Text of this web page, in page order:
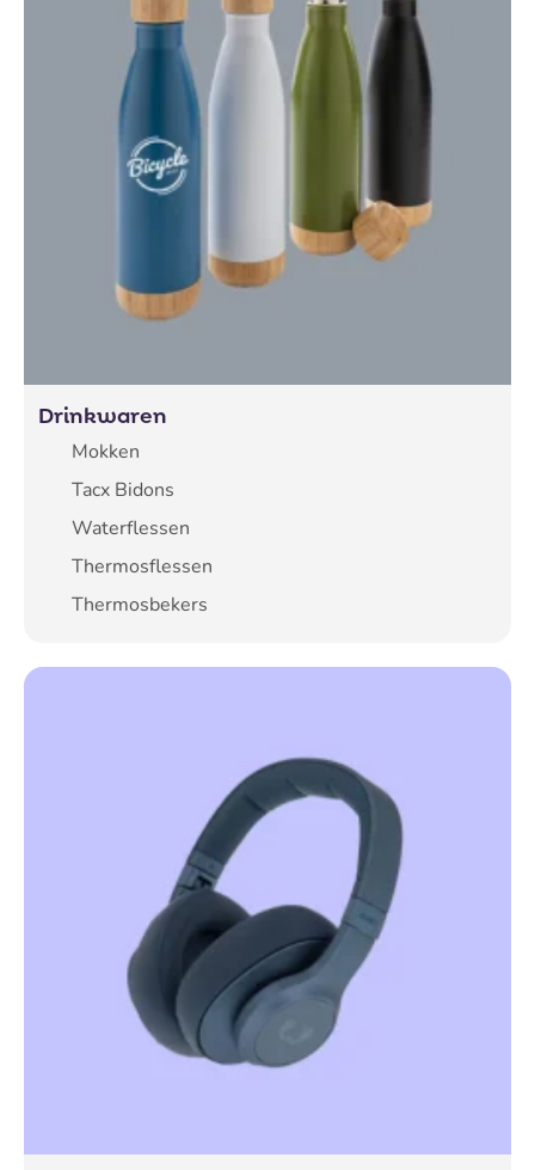
Drinkwaren
Mokken
Tacx Bidons
Waterflessen
Thermosflessen
Thermosbekers